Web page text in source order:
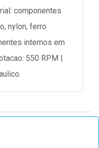
componentes
nylon, ferro
internos em
550 RPM |